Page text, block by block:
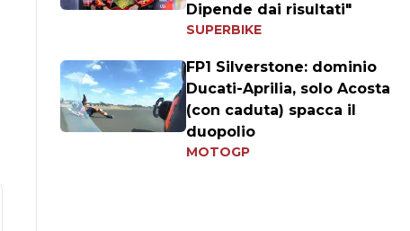
Dipende dai risultati"
SUPERBIKE
FP1 Silverstone: dominio
Ducati-Aprilia, solo Acosta
(con caduta) spacca il
duopolio
MOTOGP